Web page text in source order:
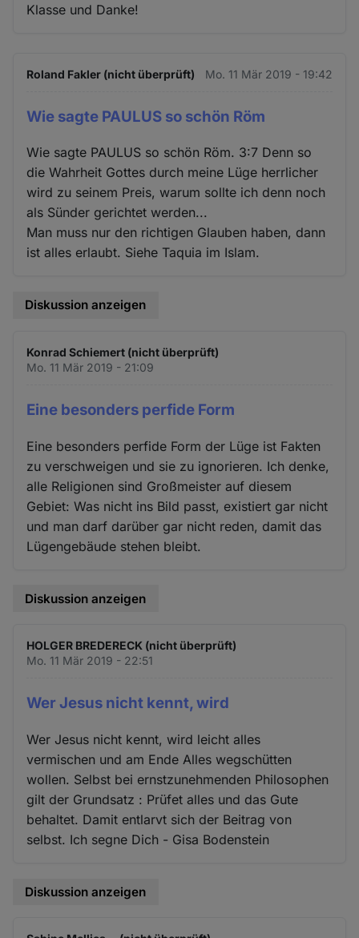
Klasse und Danke!
Roland Fakler (nicht überprüft) Mo. 11 Mär 2019 - 19:42
Wie sagte PAULUS so schön Röm
Wie sagte PAULUS so schön Röm. 3:7 Denn so
die Wahrheit Gottes durch meine Lüge herrlicher
wird zu seinem Preis, warum sollte ich denn noch
als Sünder gerichtet werden...
Man muss nur den richtigen Glauben haben, dann
ist alles erlaubt. Siehe Taquia im Islam.
Diskussion anzeigen
Konrad Schiemert (nicht überprüft)
Mo. 11 Mär 2019 - 21:09
Eine besonders perfide Form
Eine besonders perfide Form der Lüge ist Fakten
zu verschweigen und sie zu ignorieren. Ich denke,
alle Religionen sind Großmeister auf diesem
Gebiet: Was nicht ins Bild passt, existiert gar nicht
und man darf darüber gar nicht reden, damit das
Lügengebäude stehen bleibt.
Diskussion anzeigen
HOLGER BREDERECK (nicht überprüft)
Mo. 11 Mär 2019 - 22:51
Wer Jesus nicht kennt, wird
Wer Jesus nicht kennt, wird leicht alles
vermischen und am Ende Alles wegschütten
wollen. Selbst bei ernstzunehmenden Philosophen
gilt der Grundsatz : Prüfet alles und das Gute
behaltet. Damit entlarvt sich der Beitrag von
selbst. Ich segne Dich - Gisa Bodenstein
Diskussion anzeigen